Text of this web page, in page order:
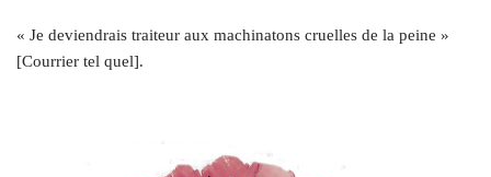
« Je deviendrais traiteur aux machinatons cruelles de la peine »
[Courrier tel quel].